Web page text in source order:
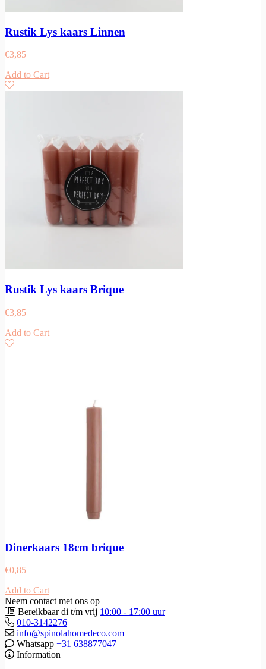
Rustik Lys kaars Linnen
€3,85
Add to Cart
Rustik Lys kaars Brique
€3,85
Add to Cart
Dinerkaars 18cm brique
€0,85
Add to Cart
Neem contact met ons op
Bereikbaar di t/m vrij 10:00 - 17:00 uur
010-3142276
info@spinolahomedeco.com
Whatsapp +31 638877047
Information